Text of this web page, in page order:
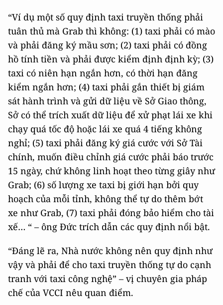
“Ví dụ một số quy định taxi truyền thống phải
tuân thủ mà Grab thì không: (1) taxi phải có mào
và phải đăng ký mầu sơn; (2) taxi phải có đồng
hồ tính tiền và phải được kiểm định định kỳ; (3)
taxi có niên hạn ngắn hơn, có thời hạn đăng
kiểm ngắn hơn; (4) taxi phải gắn thiết bị giám
sát hành trình và gửi dữ liệu về Sở Giao thông,
Sở có thể trích xuất dữ liệu để xử phạt lái xe khi
chạy quá tốc độ hoặc lái xe quá 4 tiếng không
nghỉ; (5) taxi phải đăng ký giá cước với Sở Tài
chính, muốn điều chỉnh giá cước phải báo trước
15 ngày, chứ không linh hoạt theo từng giây như
Grab; (6) số lượng xe taxi bị giới hạn bởi quy
hoạch của mỗi tỉnh, không thể tự do thêm bớt
xe như Grab, (7) taxi phải đóng bảo hiểm cho tài
xế… “ – ông Đức trích dẫn các quy định nổi bật.
“Đáng lẽ ra, Nhà nước không nên quy định như
vậy và phải để cho taxi truyền thống tự do cạnh
tranh với taxi công nghệ” – vị chuyên gia pháp
chế của VCCI nêu quan điểm.